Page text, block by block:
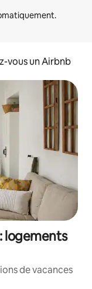
vous un Airbnb
logements
de vacances